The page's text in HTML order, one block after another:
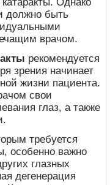
должно быть
врачом.
рекомендуется
зрения начинает
жизни пациента.
свои
глаз, а также
требуется
особенно важно
глазных
дегенерация